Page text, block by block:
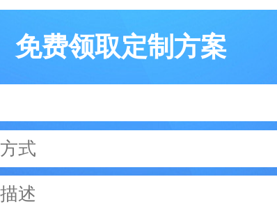
免费领取定制方案